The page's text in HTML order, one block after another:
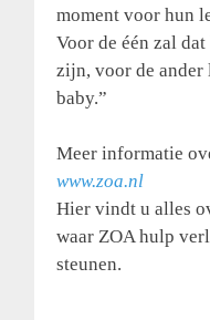
moment voor hun
Voor de één zal
zijn, voor de ander
baby.”
Meer informatie
www.zoa.nl
Hier vindt u alles
waar ZOA hulp
steunen.